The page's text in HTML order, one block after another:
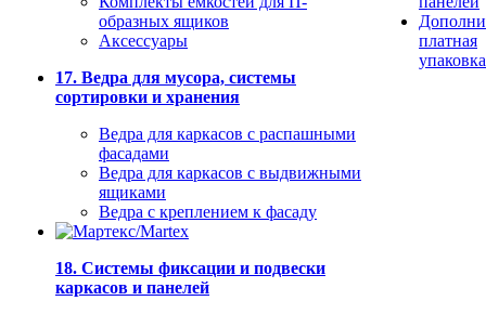
образных ящиков
Аксессуары
17. Ведра для мусора, системы
сортировки и хранения
Ведра для каркасов с распашными
фасадами
Ведра для каркасов с выдвижными
ящиками
Ведра с креплением к фасаду
18. Системы фиксации и подвески
каркасов и панелей
платная
упаковка